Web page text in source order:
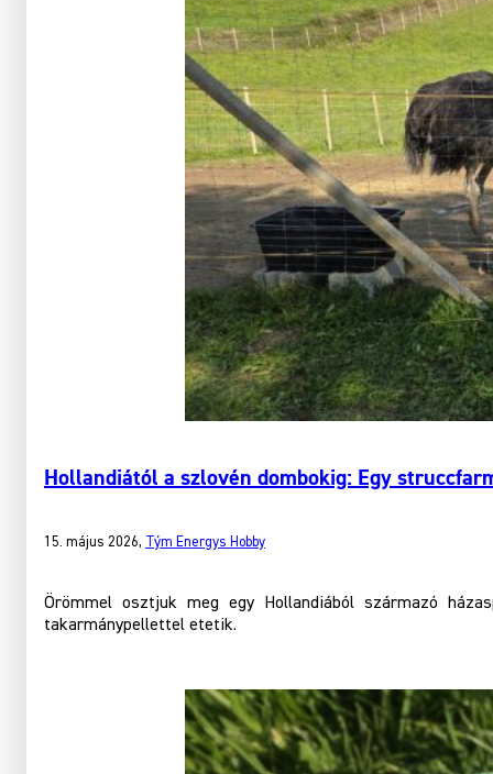
Hollandiától a szlovén dombokig: Egy
15. május 2026, Tým Energys Hobby
Örömmel osztjuk meg egy Hollandiából származó
takarmánypellettel etetik.